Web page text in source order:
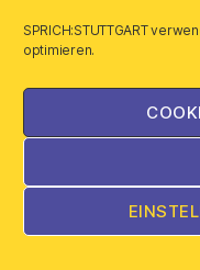
SPRICH:STUTTGART
optimieren.